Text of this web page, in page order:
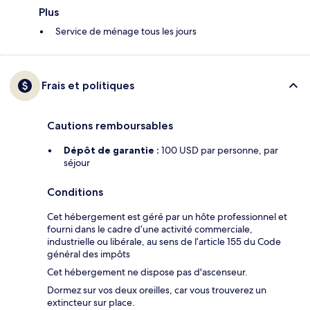
Plus
Service de ménage tous les jours
Frais et politiques
Cautions remboursables
Dépôt de garantie : 100 USD par personne, par
séjour
Conditions
Cet hébergement est géré par un hôte professionnel et
fourni dans le cadre d’une activité commerciale,
industrielle ou libérale, au sens de l’article 155 du Code
général des impôts
Cet hébergement ne dispose pas d'ascenseur.
Dormez sur vos deux oreilles, car vous trouverez un
extincteur sur place.